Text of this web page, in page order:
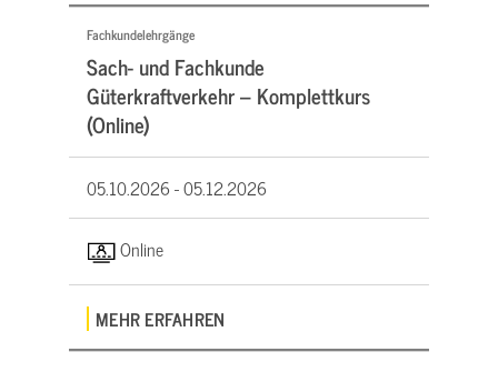
Fachkundelehrgänge
Sach- und Fachkunde
Güterkraftverkehr – Komplettkurs
(Online)
05.10.2026 -05.12.2026
Online
MEHR ERFAHREN